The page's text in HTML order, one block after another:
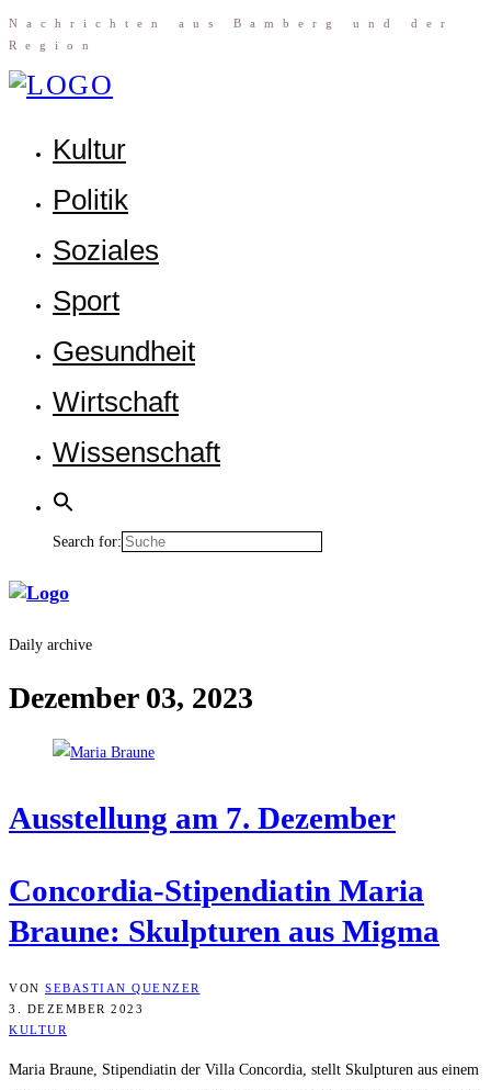
Nach­rich­ten aus Bam­berg und der
Region
Kul­tur
Poli­tik
Sozia­les
Sport
Gesund­heit
Wirt­schaft
Wis­sen­schaft
Search for:
Daily archive
Dezember 03, 2023
Aus­stel­lung am 7. Dezember
Con­cor­dia-Sti­pen­dia­tin Maria
Brau­ne: Skulp­tu­ren aus Migma
VON SEBASTIAN QUENZER
3. DEZEMBER 2023
KULTUR
Maria Braune, Stipendiatin der Villa Concordia, stellt Skulpturen aus einem